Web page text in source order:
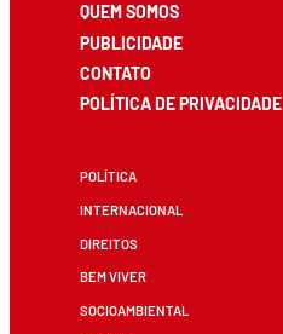
QUEM SOMOS
PUBLICIDADE
CONTATO
POLÍTICA DE PRIVACIDADE
POLÍTICA
INTERNACIONAL
DIREITOS
BEM VIVER
SOCIOAMBIENTAL